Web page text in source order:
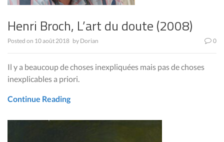
Henri Broch, L’art du doute (2008)
Posted on 10 août 2018 by Dorian 0
Il y a beaucoup de choses inexpliquées mais pas de choses
inexplicables a priori.
Continue Reading